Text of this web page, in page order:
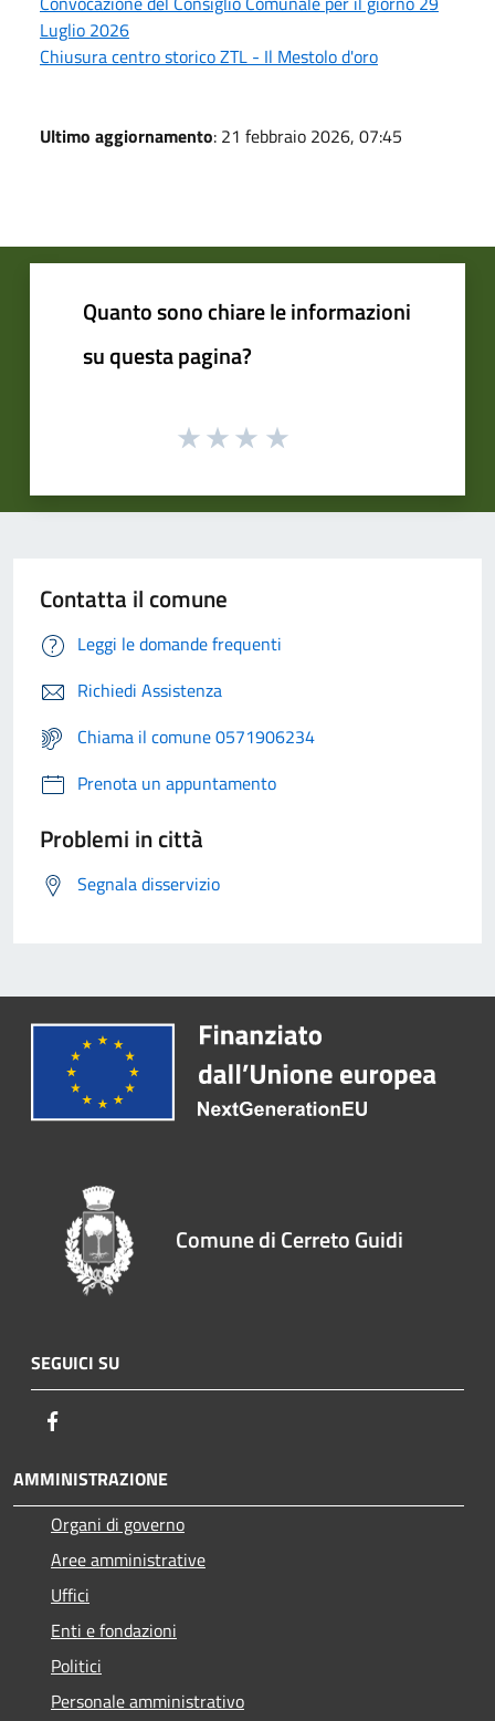
Luglio 2026
Chiusura centro storico ZTL - Il Mestolo d'oro
Ultimo aggiornamento: 21 febbraio 2026, 07:45
Quanto sono chiare le informazioni
su questa pagina?
Contatta il comune
Leggi le domande frequenti
Richiedi Assistenza
Chiama il comune 0571906234
Prenota un appuntamento
Problemi in città
Segnala disservizio
Comune di Cerreto Guidi
SEGUICI SU
AMMINISTRAZIONE
Organi di governo
Aree amministrative
Uffici
Enti e fondazioni
Politici
Personale amministrativo